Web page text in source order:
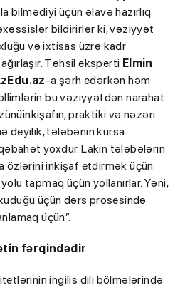
bilmədiyi üçün əlavə hazırlıq
bildirirlər ki, vəziyyət
və ixtisas üzrə kadr
Təhsil eksperti Elmin
-a şərh edərkən həm
bu vəziyyətdən narahat
praktiki və nəzəri
deyilik, tələbənin kursa
yoxdur. Lakin tələbələrin
özlərini inkişaf etdirmək üçün
tapmaq üçün yollanırlar. Yəni,
üçün dərs prosesində
üçün”.
fərqindədir
ingilis dili bölmələrində